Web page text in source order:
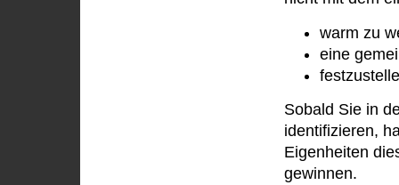
warm zu
eine
Sobald Sie in
identifizieren,
Eigenheiten
gewinnen.